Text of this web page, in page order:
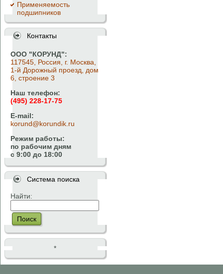
Применяемость
подшипников
Контакты
ООО "КОРУНД":
117545, Россия, г. Москва,
1-й Дорожный проезд, дом
6, строение 3
Наш телефон:
(495) 228-17-75
E-mail:
korund@korundik.ru
Режим работы:
по рабочим дням
с 9:00 до 18:00
Система поиска
Найти:
Поиск
*